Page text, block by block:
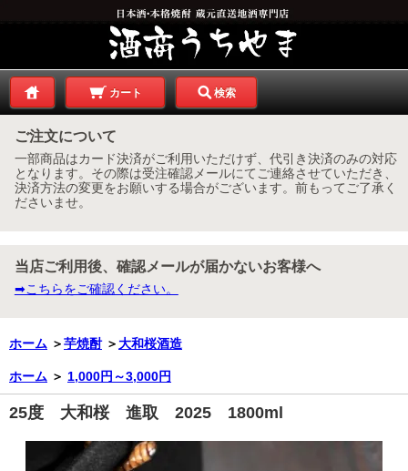
カート 検索
ご注文について
一部商品はカード決済がご利用いただけず、代引き決済のみの対応
となります。その際は受注確認メールにてご連絡させていただき、
決済方法の変更をお願いする場合がございます。前もってご了承く
ださいませ。
当店ご利用後、確認メールが届かないお客様へ
➡こちらをご確認ください。
ホーム ＞芋焼酎 ＞大和桜酒造
ホーム ＞ 1,000円～3,000円
25度 大和桜 進取 2025 1800ml